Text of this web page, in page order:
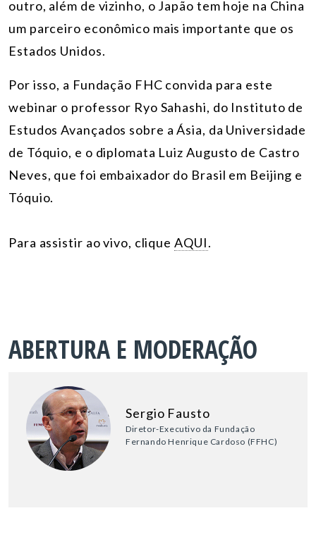
outro, além de vizinho, o Japão tem hoje na China
um parceiro econômico mais importante que os
Estados Unidos.
Por isso, a Fundação FHC convida para este
webinar o professor Ryo Sahashi, do Instituto de
Estudos Avançados sobre a Ásia, da Universidade
de Tóquio, e o diplomata Luiz Augusto de Castro
Neves, que foi embaixador do Brasil em Beijing e
Tóquio.
Para assistir ao vivo, clique AQUI.
ABERTURA E MODERAÇÃO
Sergio Fausto
Diretor-Executivo da Fundação
Fernando Henrique Cardoso (FFHC)